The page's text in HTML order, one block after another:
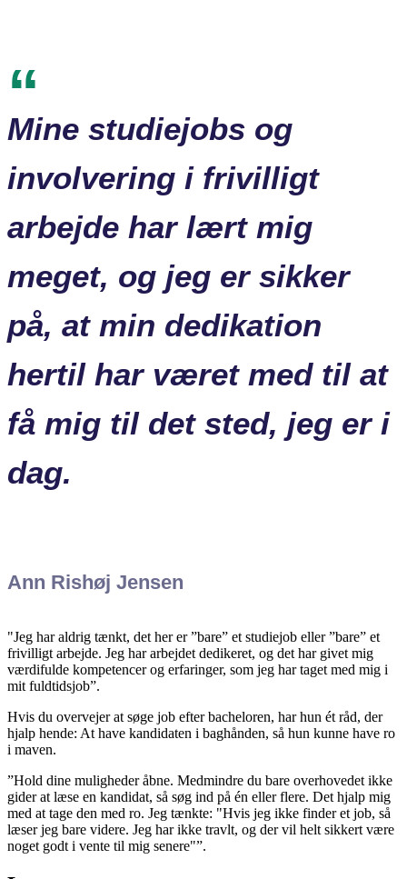
Mine studiejobs og
involvering i frivilligt
arbejde har lært mig
meget, og jeg er sikker
på, at min dedikation
hertil har været med til at
få mig til det sted, jeg er i
dag.
Ann Rishøj Jensen
"Jeg har aldrig tænkt, det her er ”bare” et studiejob eller ”bare” et
frivilligt arbejde. Jeg har arbejdet dedikeret, og det har givet mig
værdifulde kompetencer og erfaringer, som jeg har taget med mig i
mit fuldtidsjob”.
Hvis du overvejer at søge job efter bacheloren, har hun ét råd, der
hjalp hende: At have kandidaten i baghånden, så hun kunne have ro
i maven.
”Hold dine muligheder åbne. Medmindre du bare overhovedet ikke
gider at læse en kandidat, så søg ind på én eller flere. Det hjalp mig
med at tage den med ro. Jeg tænkte: "Hvis jeg ikke finder et job, så
læser jeg bare videre. Jeg har ikke travlt, og der vil helt sikkert være
noget godt i vente til mig senere"”.